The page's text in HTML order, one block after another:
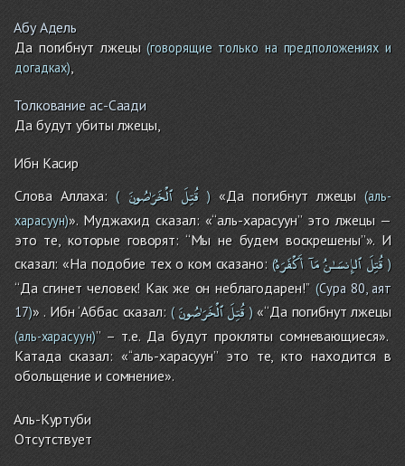
Абу Адель
Да погибнут лжецы(говорящие только на предположениях и
догадках),
Толкование ас-Саади
Да будут убиты лжецы,
Ибн Касир
Слова Аллаха: ( قُتِلَ ٱلْخَرَٰصُونَ ) «Да погибнут лжецы (аль-
харасуун)». Муджахид сказал: «‘‘аль-харасуун’’ это лжецы —
это те, которые говорят: ‘‘Мы не будем воскрешены’’». И
сказал: «На подобие тех о ком сказано:( قُتِلَٱلإِنسَـٰنُمَآأَكْفَرَهُ )
‘‘Да сгинет человек! Как же он неблагодарен!’’ (Сура 80, аят
17)» . Ибн ‘Аббас сказал:( قُتِلَٱلْخَرَٰصُونَ )«‘‘Да погибнут лжецы
(аль-харасуун)’’ – т.е. Да будут прокляты сомневающиеся».
Катада сказал: «‘‘аль-харасуун’’ это те, кто находится в
обольщение и сомнение».
Аль-Куртуби
Отсутствует